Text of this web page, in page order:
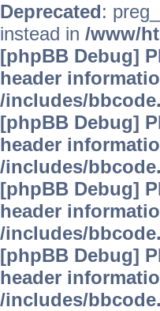
Deprecated:
instead in /www/
[phpBB Debug]
header
/includes/
[phpBB Debug]
header
/includes/
[phpBB Debug]
header
/includes/
[phpBB Debug]
header
/includes/